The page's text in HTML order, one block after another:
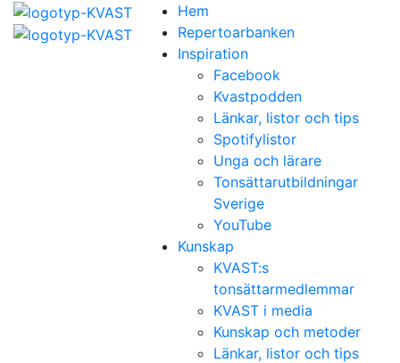
Hem
Repertoarbanken
Inspiration
Facebook
Kvastpodden
Länkar, listor och tips
Spotifylistor
Unga och lärare
Tonsättarutbildningar
Sverige
YouTube
Kunskap
KVAST:s
tonsättarmedlemmar
KVAST i media
Kunskap och metoder
Länkar, listor och tips